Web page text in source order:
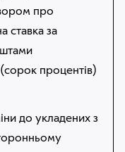
про
ставка за
процентів)
до укладених з